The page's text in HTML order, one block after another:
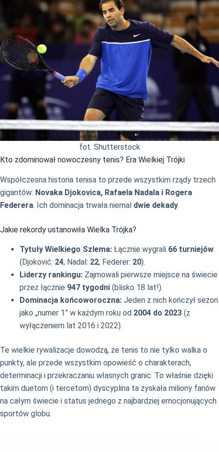
fot. Shutterstock
Kto zdominował nowoczesny tenis? Era Wielkiej Trójki
Współczesna historia tenisa to przede wszystkim rządy trzech
gigantów: Novaka Djokovica, Rafaela Nadala i Rogera
Federera. Ich dominacja trwała niemal dwie dekady.
Jakie rekordy ustanowiła Wielka Trójka?
Tytuły Wielkiego Szlema: Łącznie wygrali 66 turniejów
(Djoković: 24, Nadal: 22, Federer: 20).
Liderzy rankingu: Zajmowali pierwsze miejsce na świecie
przez łącznie 947 tygodni (blisko 18 lat!).
Dominacja końcoworoczna: Jeden z nich kończył sezon
jako „numer 1” w każdym roku od 2004 do 2023 (z
wyłączeniem lat 2016 i 2022).
Te wielkie rywalizacje dowodzą, że tenis to nie tylko walka o
punkty, ale przede wszystkim opowieść o charakterach,
determinacji i przekraczaniu własnych granic. To właśnie dzięki
takim duetom (i tercetom) dyscyplina ta zyskała miliony fanów
na całym świecie i status jednego z najbardziej emocjonujących
sportów globu.